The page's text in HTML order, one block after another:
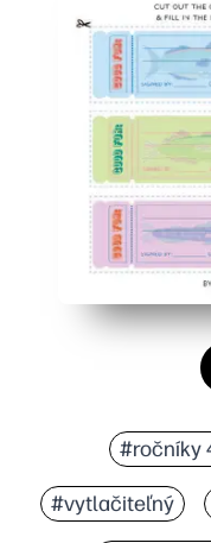
#ročníky
#vytlačiteľný